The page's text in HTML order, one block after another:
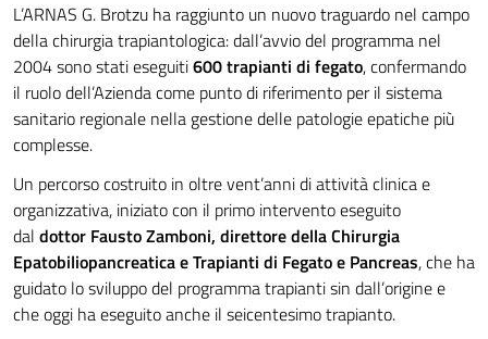
L’ARNAS G. Brotzu ha raggiunto un nuovo traguardo nel campo
della chirurgia trapiantologica: dall’avvio del programma nel
2004 sono stati eseguiti600 trapianti di fegato, confermando
il ruolo dell’Azienda come punto di riferimento per il sistema
sanitario regionale nella gestione delle patologie epatiche più
complesse.
Un percorso costruito in oltre vent’anni di attività clinica e
organizzativa, iniziato con il primo intervento eseguito
dal dottor Fausto Zamboni, direttore della Chirurgia
Epatobiliopancreatica e Trapianti di Fegato e Pancreas, che ha
guidato lo sviluppo del programma trapianti sin dall’origine e
che oggi ha eseguito anche il seicentesimo trapianto.